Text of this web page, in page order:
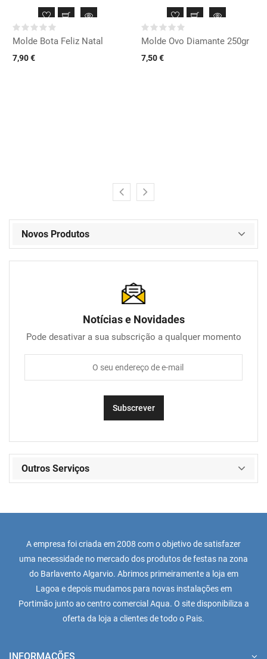
Molde Bota Feliz Natal
7,90 €
Molde Ovo Diamante 250gr
7,50 €
Novos Produtos
Notícias e Novidades
Pode desativar a sua subscrição a qualquer momento
Outros Serviços
A empresa foi criada em 2008 com o objetivo de satisfazer
uma necessidade no mercado dos produtos de festas na zona
do Barlavento Algarvio. Abrimos primeiramente a loja em
Lagoa e depois mudamos para novas instalações em
Portimão junto ao centro comercial Aqua. O site disponibiliza a
oferta da loja a clientes de todo o Pais.
INFORMAÇÕES